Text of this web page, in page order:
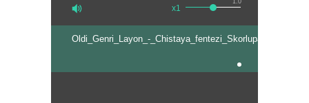
x1
Oldi_Genri_Layon_-